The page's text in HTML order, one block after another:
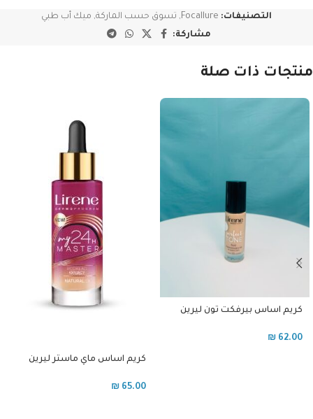
التصنيفات: Focallure
, تسوق حسب الماركة, ميك أب طبي
مشاركة:
منتجات ذات صلة
كريم اساس بيرفكت تون ليرين
₪ 62.00
كريم اساس ماي ماستر ليرين
₪ 65.00